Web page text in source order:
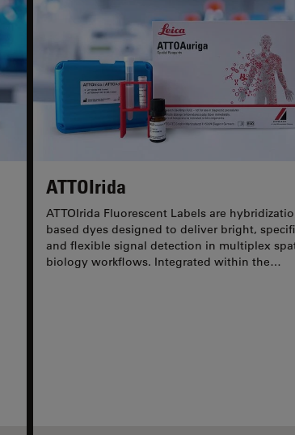
ATTOIrida
ATTOIrida Fluorescent Labels are
based dyes designed to deliver bright,
and flexible signal detection in multiplex
biology workflows. Integrated within the